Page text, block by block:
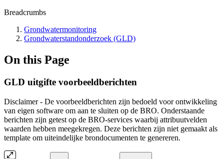
Breadcrumbs
Grondwatermonitoring
Grondwaterstandonderzoek (GLD)
On this Page
GLD uitgifte voorbeeldberichten
Disclaimer - De voorbeeldberichten zijn bedoeld voor ontwikkeling
van eigen software om aan te sluiten op de BRO. Onderstaande
berichten zijn getest op de BRO-services waarbij attribuutvelden
waarden hebben meegekregen. Deze berichten zijn niet gemaakt als
template om uiteindelijke brondocumenten te genereren.